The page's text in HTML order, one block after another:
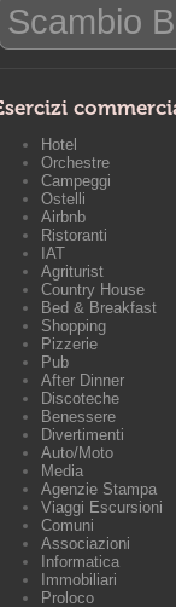
Scambio
Hotel
Orchestre
Campeggi
Ostelli
Airbnb
Ristoranti
IAT
Agriturist
Country House
Bed & Breakfast
Shopping
Pizzerie
Pub
After Dinner
Discoteche
Benessere
Divertimenti
Auto/Moto
Media
Agenzie Stampa
Viaggi Escursioni
Comuni
Associazioni
Informatica
Immobiliari
Proloco